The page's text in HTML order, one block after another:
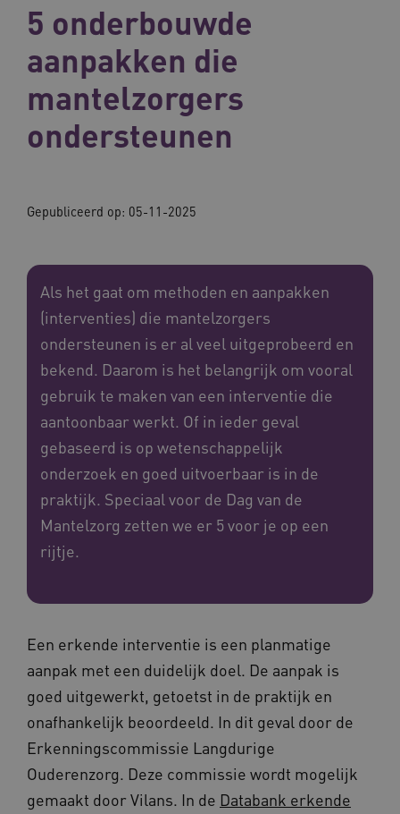
5 onderbouwde
aanpakken die
mantelzorgers
ondersteunen
Gepubliceerd op: 05-11-2025
Als het gaat om methoden en aanpakken
(interventies) die mantelzorgers
ondersteunen is er al veel uitgeprobeerd en
bekend. Daarom is het belangrijk om vooral
gebruik te maken van een interventie die
aantoonbaar werkt. Of in ieder geval
gebaseerd is op wetenschappelijk
onderzoek en goed uitvoerbaar is in de
praktijk. Speciaal voor de Dag van de
Mantelzorg zetten we er 5 voor je op een
rijtje.
Een erkende interventie is een planmatige
aanpak met een duidelijk doel. De aanpak is
goed uitgewerkt, getoetst in de praktijk en
onafhankelijk beoordeeld. In dit geval door de
Erkenningscommissie Langdurige
Ouderenzorg. Deze commissie wordt mogelijk
gemaakt door Vilans. In de Databank erkende